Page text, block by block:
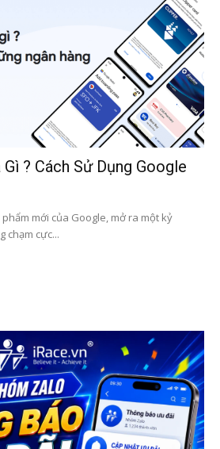
? Cách Sử Dụng Google
mới của Google, mở ra một kỷ
chạm cực...